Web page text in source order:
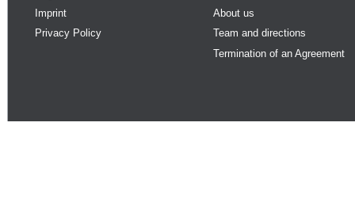
Imprint
Privacy Policy
About us
Team and directions
Termination of an Agreement